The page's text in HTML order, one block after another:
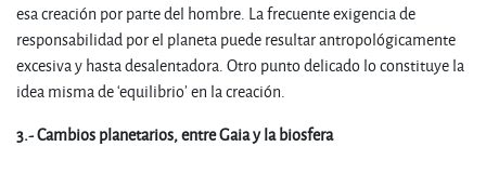
esa creación por parte del hombre. La frecuente exigencia de
responsabilidad por el planeta puede resultar antropológicamente
excesiva y hasta desalentadora. Otro punto delicado lo constituye la
idea misma de ‘equilibrio’ en la creación.
3.- Cambios planetarios, entre Gaia y la biosfera